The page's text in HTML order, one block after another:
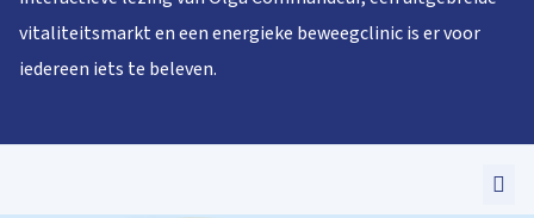
vitaliteitsmarkt en een energieke beweegclinic is er voor
iedereen iets te beleven.